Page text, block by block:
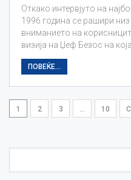
Откако интервјуто на
1996 година се рашири низ
вниманието на
визија на Џеф Безос на
ПОВЕЌЕ...
1 2 3 10